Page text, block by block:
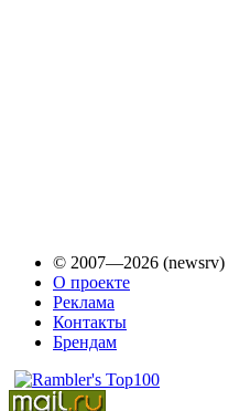
© 2007—2026 (newsrv)
О проекте
Реклама
Контакты
Брендам